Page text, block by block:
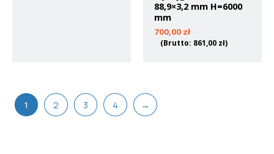
88,9×3,2 mm H=6000
mm
700,00 zł
(Brutto: 861,00 zł)
1 2 3 4 →